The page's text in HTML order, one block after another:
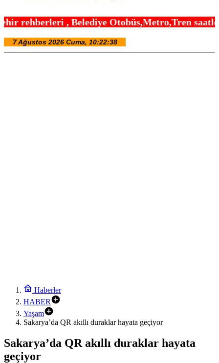
, Belediye Otobüs,Metro,Tren saatleri
Haberler
HABER
Yaşam
Sakarya’da QR akıllı duraklar hayata geçiyor
Sakarya’da QR akıllı duraklar hayata
geçiyor